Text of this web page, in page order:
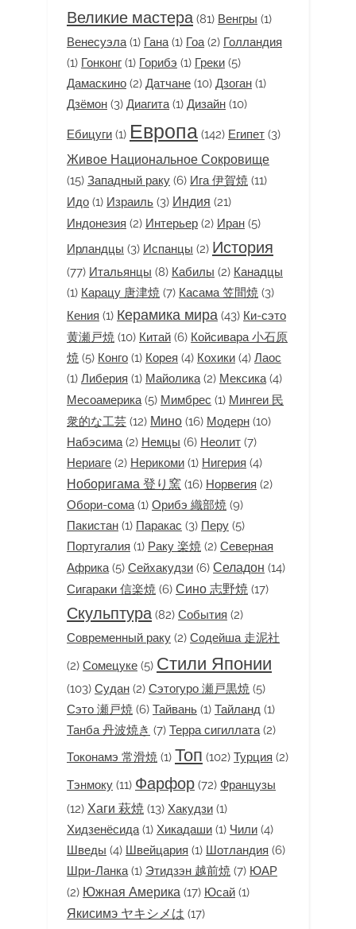
Великие мастера (81) Венгры (1)
Венесуэла(1) Гана(1) Гоа(2) Голландия
(1) Гонконг (1) Горибэ (1) Греки (5)
Дамаскино (2) Датчане (10) Дзоган (1)
Дзёмон (3) Диагита(1) Дизайн (10)
Ебицуги (1) Европа (142) Египет (3)
Живое Национальное Сокровище
(15) Западный раку (6) Ига 伊賀焼 (11)
Идо (1) Израиль (3) Индия (21)
Индонезия (2) Интерьер (2) Иран (5)
Ирландцы (3) Испанцы (2) История
(77) Итальянцы (8) Кабилы (2) Канадцы
(1) Карацу 唐津焼 (7) Касама 笠間焼 (3)
Кения (1) Керамика мира (43) Ки-сэто
黄瀬戸焼 (10) Китай (6) Койсивара 小石原
焼 (5) Конго (1) Корея (4) Кохики (4) Лаос
(1) Либерия (1) Майолика(2) Мексика(4)
Месоамерика(5) Мимбрес (1) Мингеи 民
衆的な工芸 (12) Мино (16) Модерн (10)
Набэсима(2) Немцы (6) Неолит (7)
Нериаге (2) Нерикоми (1) Нигерия (4)
Ноборигама 登り窯 (16) Норвегия (2)
Обори-сома(1) Орибэ 織部焼 (9)
Пакистан (1) Паракас (3) Перу (5)
Португалия (1) Раку 楽焼 (2) Северная
Африка(5) Сейхакудзи (6) Селадон (14)
Сигараки 信楽焼 (6) Сино 志野焼 (17)
Скульптура (82) События (2)
Современный раку (2) Содейша 走泥社
(2) Сомецуке (5) Стили Японии
(103) Судан (2) Сэтогуро 瀬戸黒焼 (5)
Сэто 瀬戸焼 (6) Тайвань (1) Тайланд (1)
Танба 丹波焼き (7) Терра сигиллата(2)
Токонамэ 常滑焼 (1) Топ (102) Турция (2)
Тэнмоку (11) Фарфор (72) Французы
(12) Хаги 萩焼 (13) Хакудзи (1)
Хидзенёсида(1) Хикадаши (1) Чили (4)
Шведы (4) Швейцария (1) Шотландия (6)
Шри-Ланка(1) Этидзэн 越前焼 (7) ЮАР
(2) Южная Америка (17) Юсай (1)
Якисимэ ヤキシメは (17)